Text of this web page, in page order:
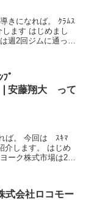
きになれば。 ｸﾗﾑｽ
ます はじめまし
週2回ジムに通って
ﾟ
❘安藤翔大 って
ば。 今回は ｽｷﾏ
介します。 はじめ
ーク株式市場は26
式会社ロコモー